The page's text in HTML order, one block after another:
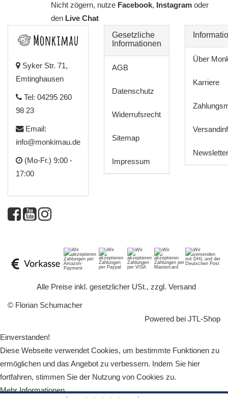
Nicht zögern, nutze Facebook, Instagram oder
denLive Chat
Syker Str. 71,
Emtinghausen
Tel: 04295 260
98 23
Email:
info@monkimau.de
(Mo-Fr.) 9:00 -
17:00
Gesetzliche
Informationen
AGB
Datenschutz
Widerrufsrecht
Sitemap
Impressum
Über
Karriere
Newsletter
Alle Preise inkl. gesetzlicher USt., zzgl. Versand
© Florian Schumacher
Powered bei JTL-Shop
Einverstanden!
Diese Webseite verwendet Cookies, um bestimmte Funktionen zu
ermöglichen und das Angebot zu verbessern. Indem Sie hier
fortfahren, stimmen Sie der Nutzung von Cookies zu.
Mehr Informationen